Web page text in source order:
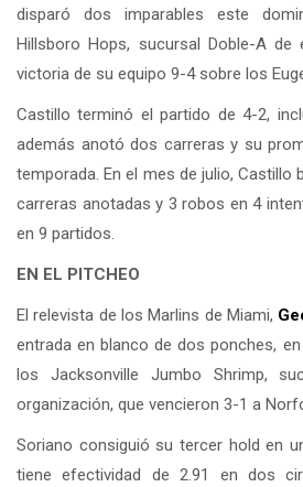
disparó dos imparables este
Hillsboro Hops, sucursal Doble-A de
victoria de su equipo 9-4 sobre los
Castillo terminó el partido de 4-2,
además anotó dos carreras y su
temporada. En el mes de julio, Castillo
carreras anotadas y 3 robos en 4
en 9 partidos.
EN EL PITCHEO
El relevista de los Marlins de Miami,
entrada en blanco de dos ponches,
los Jacksonville Jumbo Shrimp,
organización, que vencieron 3-1 a
Soriano consiguió su tercer hold en
tiene efectividad de 2.91 en dos